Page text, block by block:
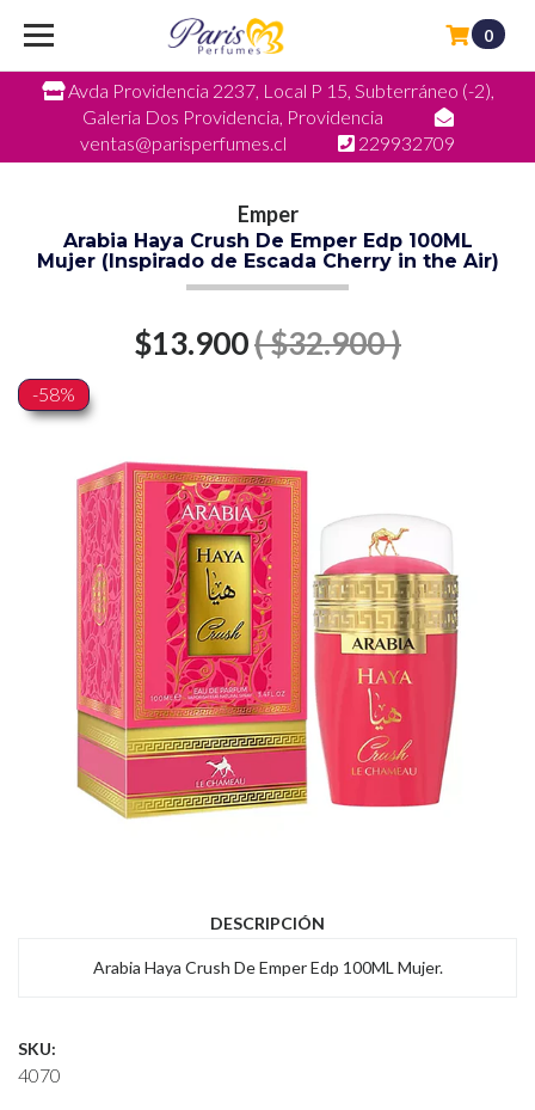
Avda Providencia 2237, Local P 15, Subterráneo (-2),
Galeria Dos Providencia, Providencia
ventas@parisperfumes.cl
229932709
0
Emper
Arabia Haya Crush De Emper Edp 100ML
Mujer (Inspirado de Escada Cherry in the Air)
$13.900( $32.900 )
-58%
DESCRIPCIÓN
Arabia Haya Crush De Emper Edp 100ML Mujer.
SKU:
4070